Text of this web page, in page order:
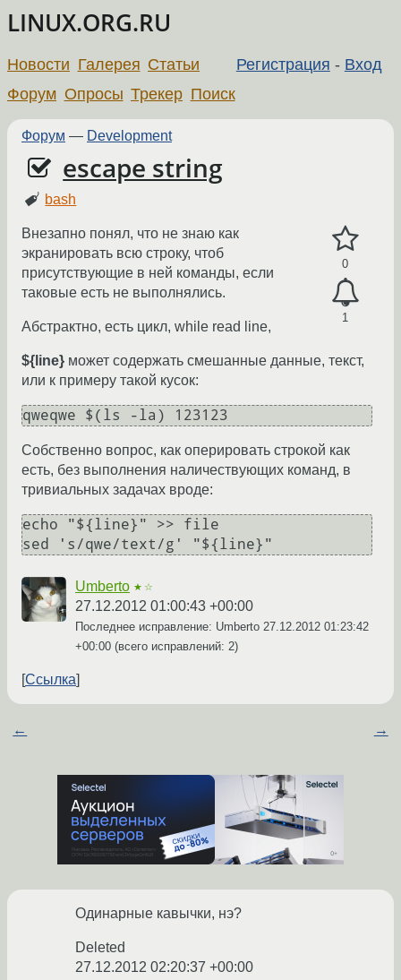
LINUX.ORG.RU
Регистрация - Вход
Новости Галерея Статьи
Форум Опросы Трекер Поиск
Форум — Development
escape string
bash
0
1
Внезапно понял, что не знаю как
экранировать всю строку, чтоб
присутствующие в ней команды, если
таковые есть не выполнялись.
Абстрактно, есть цикл, while read line,
${line} может содержать смешанные данные, текст,
или к примеру такой кусок:
Собственно вопрос, как оперировать строкой как
есть, без выполнения наличествующих команд, в
тривиальных задачах вроде:
echo "${line}" >> file
Umberto ★☆
27.12.2012 01:00:43 +00:00
Последнее исправление: Umberto 27.12.2012 01:23:42
+00:00 (всего исправлений: 2)
Ссылка
← →
Одинарные кавычки, нэ?
Deleted
27.12.2012 02:20:37 +00:00